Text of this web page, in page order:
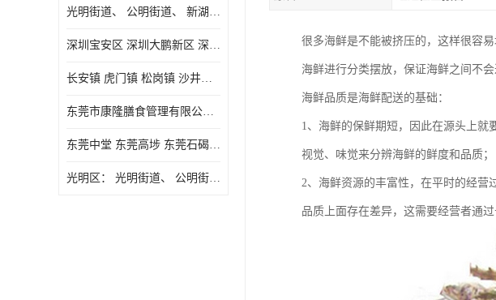
光明街道、 公明街道、 新湖街道、
深圳宝安区 深圳大鹏新区 深圳特别合作区
长安镇 虎门镇 松岗镇 沙井镇 公明镇 莞城街道 南城街道 东城街道 万江街道 石碣镇 石龙镇 茶山镇 石排镇 企石镇 横沥镇
东莞市康隆膳食管理有限公司 长安蔬菜配送 虎门蔬菜配送 大岭山蔬菜配送
东莞中堂 东莞高埗 东莞石碣 东莞望牛墩 东莞洪梅 东莞道滘 东莞石龙镇 东莞石排镇
光明区： 光明街道、 公明街道、 新湖街道、 凤凰街道、 玉塘街道、 马田街道
很多海鲜是不能被挤压的，这样很容
海鲜进行分类摆放，保证海鲜之间不会
海鲜品质是海鲜配送的基础：
1、海鲜的保鲜期短，因此在源头上就
视觉、味觉来分辨海鲜的鲜度和品质；
2、海鲜资源的丰富性，在平时的经营
品质上面存在差异，这需要经营者通